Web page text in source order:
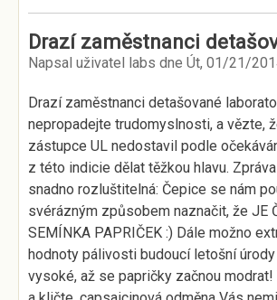
Drazí zaměstnanci
Napsal uživatel labs dne Út, 01/21/
Drazí zaměstnanci detašované
nepropadejte trudomyslnosti, a vězte,
zástupce UL nedostavil podle
z této indicie dělat těžkou hlavu.
snadno rozluštitelná: Čepice se nám
svérázným způsobem naznačit, že JE
SEMÍNKA PAPRIČEK :) Dále možno
hodnoty pálivosti budoucí letošní
vysoké, až se papričky začnou modrat!